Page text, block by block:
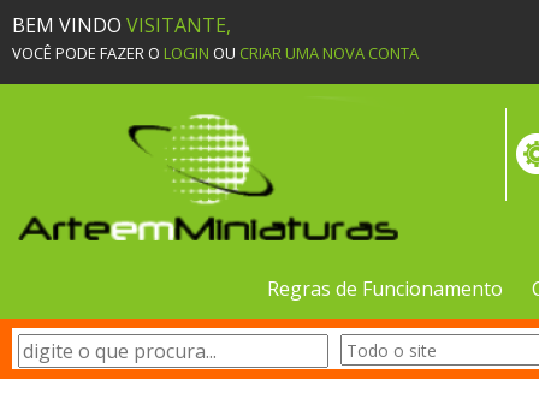
BEM VINDO VISITANTE,
VOCÊ PODE FAZER O LOGIN OU CRIAR UMA NOVA CONTA
Regras de Funcionamento